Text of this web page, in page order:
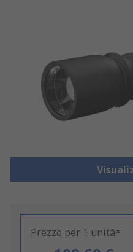
Prezzo per 1 unità*